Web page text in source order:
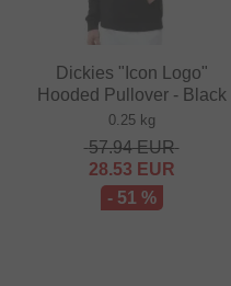
Dickies "Icon Logo"
Hooded Pullover - Black
0.25 kg
57.94EUR
28.53 EUR
- 51 %